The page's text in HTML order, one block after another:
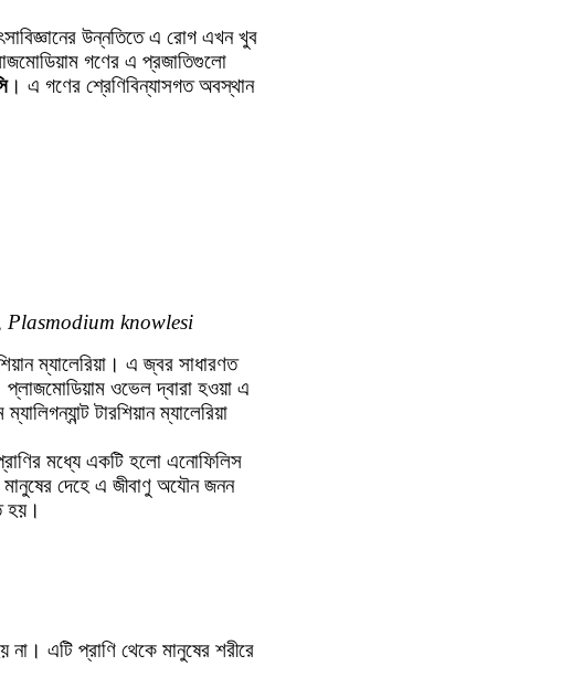
উন্নতিতে এ রোগ এখন খুব
গণের এ প্রজাতিগুলো
। এ গণের শ্রেণিবিন্যাসগত অবস্থান
knowlesi
ম্যালেরিয়া। এ জ্বর সাধারণত
ওভেল দ্বারা হওয়া এ
টারশিয়ান ম্যালেরিয়া
মধ্যে একটি হলো এনোফিলিস
দেহে এ জীবাণু অযৌন জনন
হয়।
এটি প্রাণি থেকে মানুষের শরীরে